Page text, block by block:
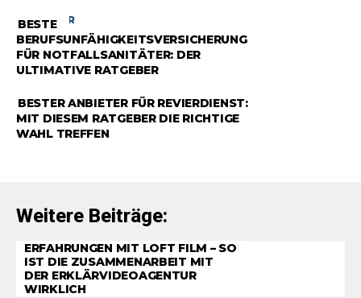
RATGEBER
BESTE
BERUFSUNFÄHIGKEITSVERSICHERUNG
FÜR NOTFALLSANITÄTER: DER
ULTIMATIVE RATGEBER
RATGEBER
BESTER ANBIETER FÜR REVIERDIENST:
MIT DIESEM RATGEBER DIE RICHTIGE
WAHL TREFFEN
Weitere Beiträge:
ERFAHRUNGEN MIT LOFT FILM – SO
IST DIE ZUSAMMENARBEIT MIT
DER ERKLÄRVIDEOAGENTUR
WIRKLICH